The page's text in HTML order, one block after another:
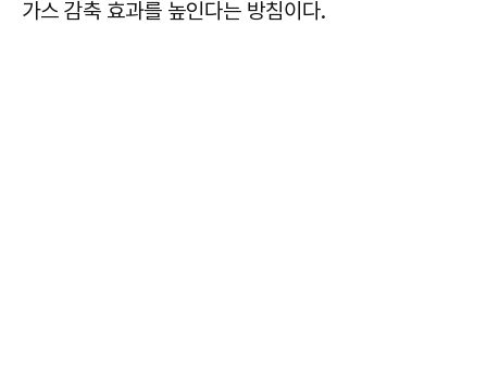
가스 감축 효과를 높인다는 방침이다.